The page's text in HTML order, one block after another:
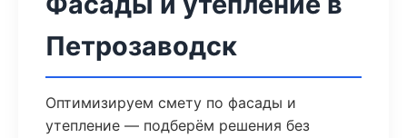
Петрозаводск
Оптимизируем смету по фасады и
утепление — подберём решения без